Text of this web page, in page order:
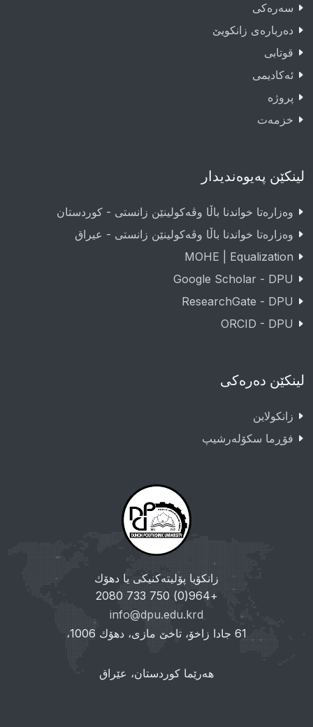
سەرەکى
دەربارەى زانکویێ
قوتابى
ئەکادیمى
پروژە
خزمەت
لینکێن پەیوەندیدار
وەزارەتا خواندنا باڵا وڤەکولینێن زانستی - کوردستان
وەزارەتا خواندنا باڵا وڤەکولینێن زانستی - عيراق
MOHE | Equalization
Google Scholar - DPU
ResearchGate - DPU
ORCID - DPU
لینکێن دەرەکی
زانکولاین
فۆڕما سکۆلەرشیپ
زانکۆیا پۆلیتەکنیکی یا دهۆك
+964(0) 750 733 2080
info@dpu.edu.krd
61 جادا زاخۆ، تاخێ مازی، دهۆك 1006،
هەرێما کوردستان، عێراق